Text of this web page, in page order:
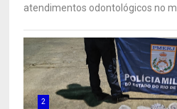
atendimentos odontológicos no
2